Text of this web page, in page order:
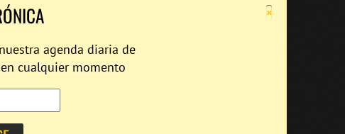
×
agenda diaria de
cualquier momento